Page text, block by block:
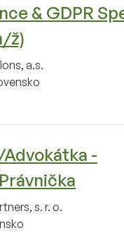
& GDPR
ž)
a.s.
-
s. r. o.